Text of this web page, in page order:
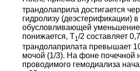
трандолаприла достигается
гидролизу (деэстерификации)
обусловливающей уменьшение
понижается, Т1 /2 составляет
трандолаприлата превышает
мочой (1/3). На фоне почечной
проводимого гемодиализа